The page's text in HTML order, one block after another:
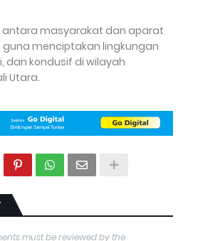
antara masyarakat dan aparat
menciptakan lingkungan
dan kondusif di wilayah
Utara.
must be reviewed by the